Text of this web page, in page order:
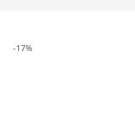
-17%